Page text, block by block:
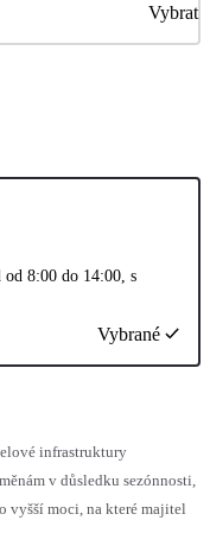
Vybrat
od 8:00 do 14:00, s
Vybrané
infrastruktury
v důsledku sezónnosti,
vyšší moci, na které majitel